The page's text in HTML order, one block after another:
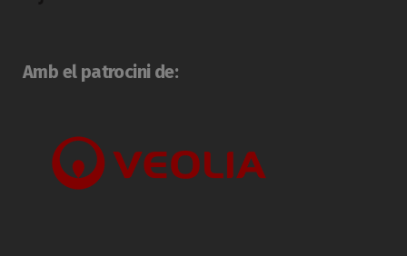
Amb el patrocini de: